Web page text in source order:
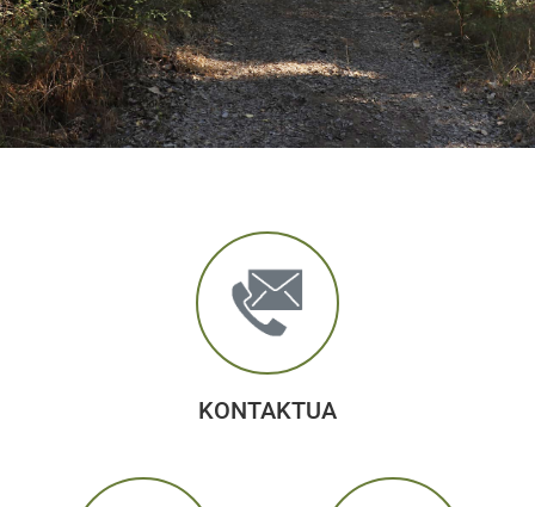
KONTAKTUA